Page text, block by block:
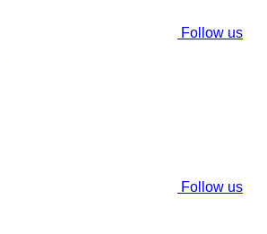
Follow us
Follow us